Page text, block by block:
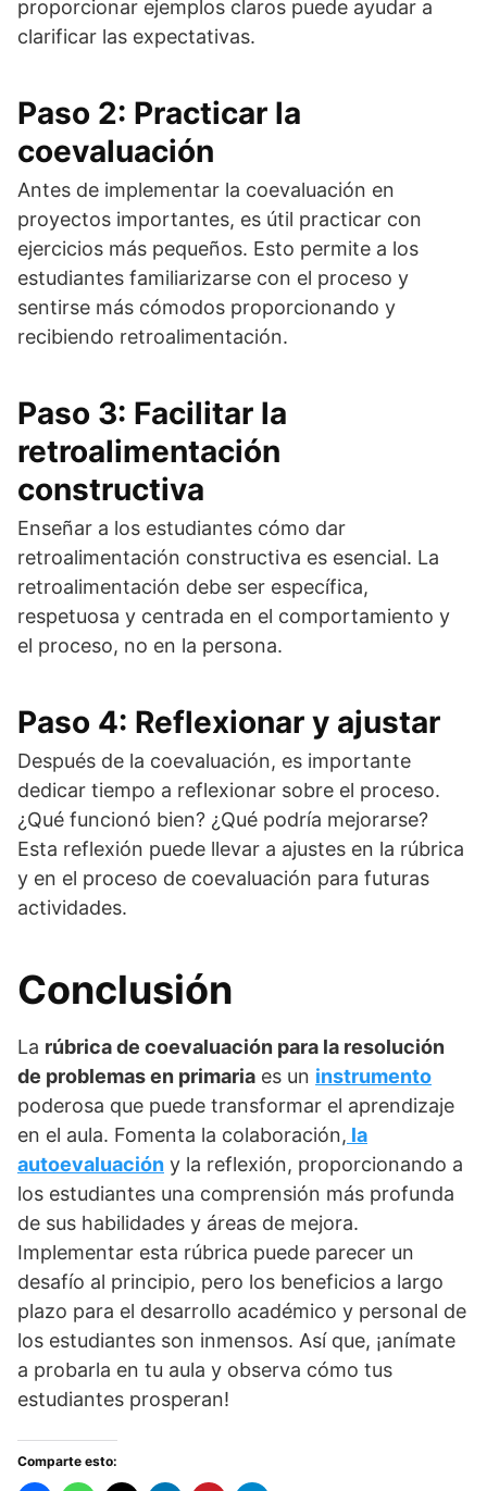
proporcionar ejemplos claros puede ayudar a
clarificar las expectativas.
Paso 2: Practicar la
coevaluación
Antes de implementar la coevaluación en
proyectos importantes, es útil practicar con
ejercicios más pequeños. Esto permite a los
estudiantes familiarizarse con el proceso y
sentirse más cómodos proporcionando y
recibiendo retroalimentación.
Paso 3: Facilitar la
retroalimentación
constructiva
Enseñar a los estudiantes cómo dar
retroalimentación constructiva es esencial. La
retroalimentación debe ser específica,
respetuosa y centrada en el comportamiento y
el proceso, no en la persona.
Paso 4: Reflexionar y ajustar
Después de la coevaluación, es importante
dedicar tiempo a reflexionar sobre el proceso.
¿Qué funcionó bien? ¿Qué podría mejorarse?
Esta reflexión puede llevar a ajustes en la rúbrica
y en el proceso de coevaluación para futuras
actividades.
Conclusión
La rúbrica de coevaluación para la resolución
de problemas en primaria es un instrumento
poderosa que puede transformar el aprendizaje
en el aula. Fomenta la colaboración, la
autoevaluación y la reflexión, proporcionando a
los estudiantes una comprensión más profunda
de sus habilidades y áreas de mejora.
Implementar esta rúbrica puede parecer un
desafío al principio, pero los beneficios a largo
plazo para el desarrollo académico y personal de
los estudiantes son inmensos. Así que, ¡anímate
a probarla en tu aula y observa cómo tus
estudiantes prosperan!
Comparte esto: